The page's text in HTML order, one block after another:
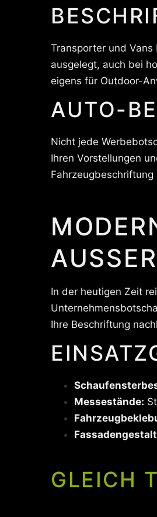
Transporter und
ausgelegt, auch bei
eigens für Outdoor-
AUTO-
Nicht jede
Ihren Vorstellungen
Fahrzeugbeschriftung
In der heutigen Zeit
Ihre Beschriftung
Messestände:
GLEICH